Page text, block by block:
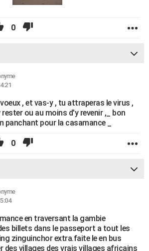
0
, et vas-y , tu attraperas le virus ,
ou au moins d'y revenir ,_ bon
panchant pour la casamance _
0
en traversant la gambie
billets dans le passeport a tout les
zinguinchor extra.faite le en bus
des villages des vrais villages africains